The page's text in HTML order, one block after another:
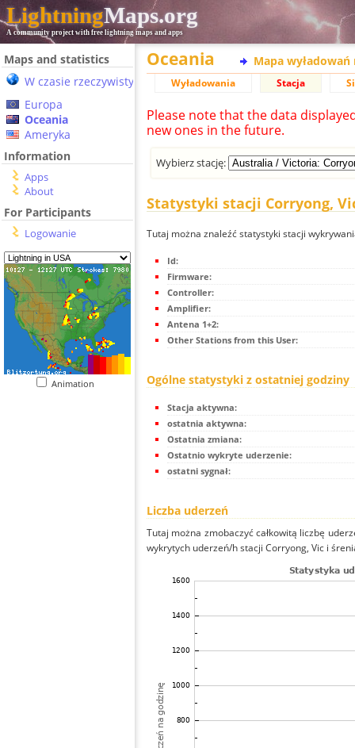
LightningMaps.org
A community project with free lightning maps and apps
Maps and statistics
W czasie rzeczywistym
Europa
Oceania
Ameryka
Information
Apps
About
For Participants
Logowanie
Animation
Oceania Mapa wyładowań
Wyładowania Stacja
Please note that the data
new ones in the future.
Wybierz stację:
Statystyki stacji Corryong,
Tutaj można znaleźć statystyki stacji
Id:
Firmware:
Controller:
Amplifier:
Antena 1+2:
Other Stations from this User:
Ogólne statystyki z ostatniej godziny
Stacja aktywna:
ostatnia aktywna:
Ostatnia zmiana:
Ostatnio wykryte uderzenie:
ostatni sygnał:
Liczba uderzeń
Tutaj można zmobaczyć całkowitą liczbę
wykrytych uderzeń/h stacji Corryong, Vic i